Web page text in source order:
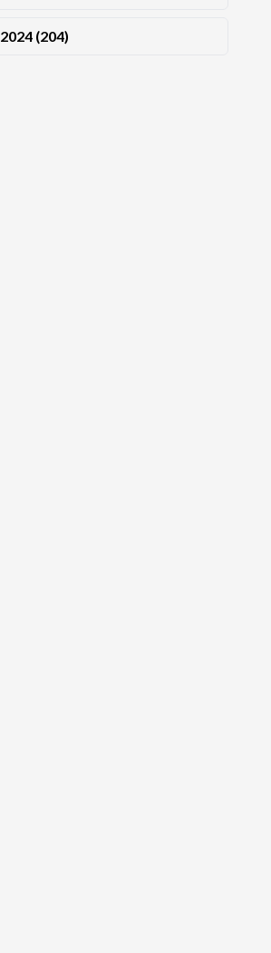
2024 (204)